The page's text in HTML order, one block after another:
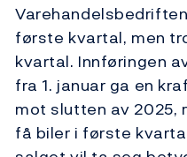
første kvartal, men
kvartal. Innføringen
fra 1. januar ga en
mot slutten av
få biler i første